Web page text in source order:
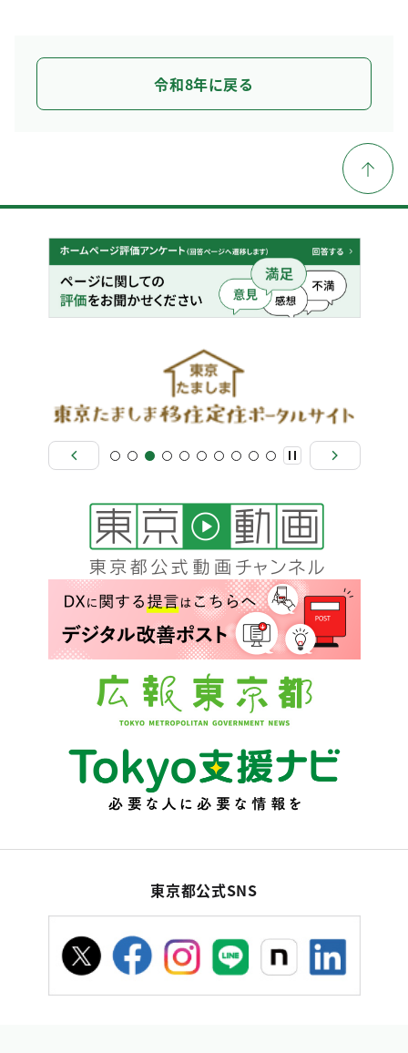
令和8年に戻る
東京都公式SNS